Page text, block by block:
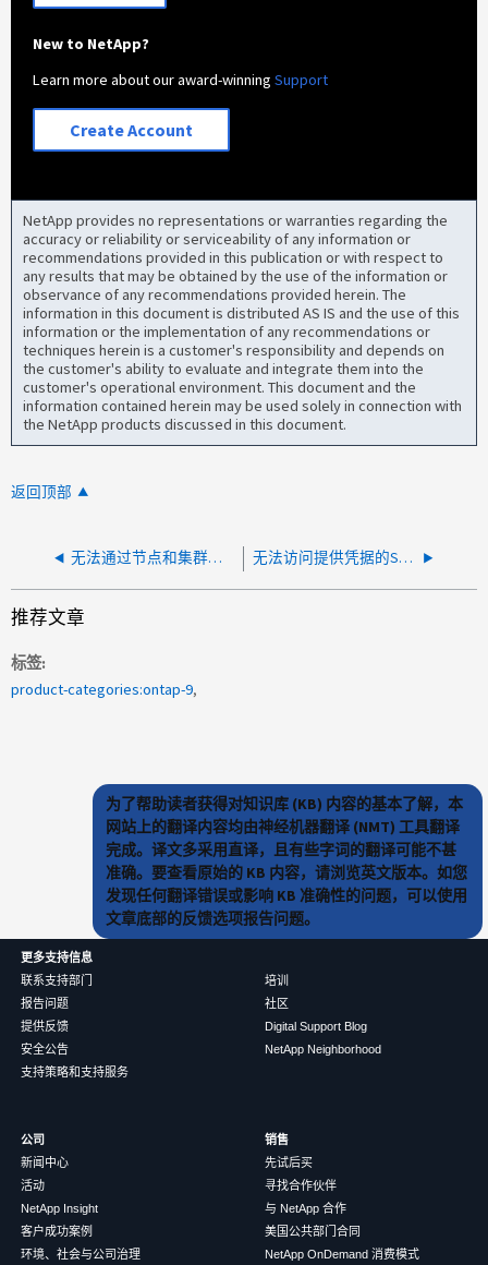
New to NetApp?
Learn more about our award-winningSupport
Create Account
NetApp provides no representations or warranties regarding the
accuracy or reliability or serviceability of any information or
recommendations provided in this publication or with respect to
any results that may be obtained by the use of the information or
observance of any recommendations provided herein. The
information in this document is distributed AS IS and the use of this
information or the implementation of any recommendations or
techniques herein is a customer's responsibility and depends on
the customer's ability to evaluate and integrate them into the
customer's operational environment. This document and the
information contained herein may be used solely in connection with
the NetApp products discussed in this document.
返回顶部
无法通过节点和集群管理 IP 访问 ONTAP System Manager 和 SSH 无法访问提供凭据的SPI POST
推荐文章
标签
product-categories:ontap-9
为了帮助读者获得对知识库 (KB) 内容的基本了解，本
网站上的翻译内容均由神经机器翻译 (NMT) 工具翻译
完成。译文多采用直译，且有些字词的翻译可能不甚
准确。要查看原始的 KB 内容，请浏览英文版本。如您
发现任何翻译错误或影响 KB 准确性的问题，可以使用
文章底部的反馈选项报告问题。
更多支持信息
联系支持部门
报告问题
提供反馈
安全公告
支持策略和支持服务
培训
社区
Digital Support Blog
NetApp Neighborhood
公司
新闻中心
活动
NetApp Insight
客户成功案例
环境、社会与公司治理
销售
先试后买
寻找合作伙伴
与 NetApp 合作
美国公共部门合同
NetApp OnDemand 消费模式